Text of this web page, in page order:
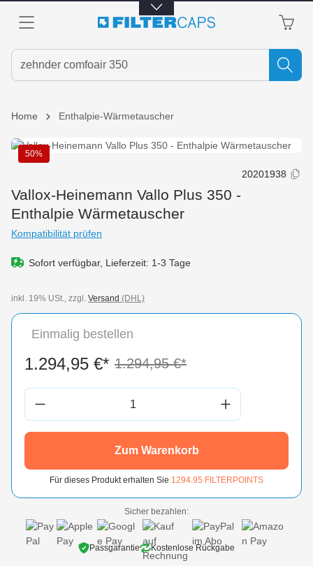
springen
Home Enthalpie-Wärmetauscher
50%
Bildergalerie überspringen
20201938
Vallox-Heinemann Vallo Plus 350 -
Enthalpie Wärmetauscher
Kompatibilität prüfen
Sofort verfügbar, Lieferzeit: 1-3 Tage
inkl. 19% USt., zzgl. Versand (DHL)
Einmalig bestellen
Produkt Anzahl: Gib den gewünschten
1.294,95 €* 1.294,95 €*
Zum Warenkorb
Für dieses Produkt erhalten Sie 1294.95 FILTERPOINTS
Sicher bezahlen:
Passgarantie Kostenlose Rückgabe